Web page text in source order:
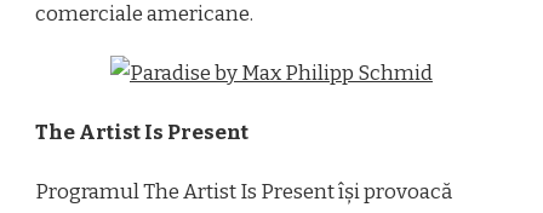
comerciale americane.
The Artist Is Present
Programul The Artist Is Present își provoacă